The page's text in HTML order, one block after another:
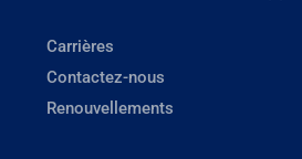
Carrières
Contactez-nous
Renouvellements